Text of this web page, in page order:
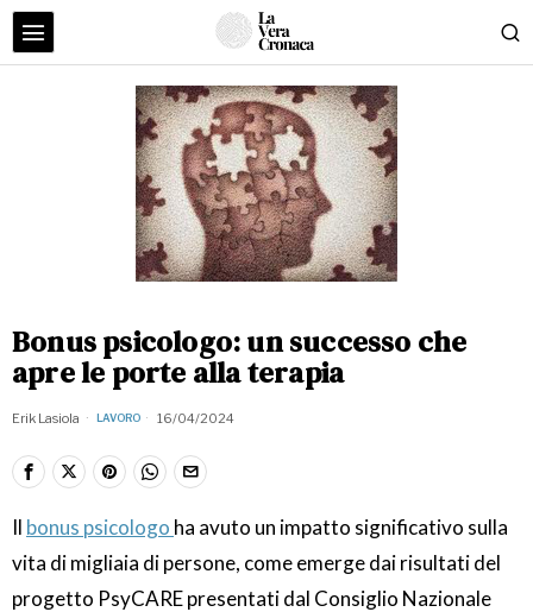
Bonus psicologo: un successo che
apre le porte alla terapia
Erik Lasiola LAVORO 16/04/2024
Il bonus psicologo ha avuto un impatto significativo sulla
vita di migliaia di persone, come emerge dai risultati del
progetto PsyCARE presentati dal Consiglio Nazionale